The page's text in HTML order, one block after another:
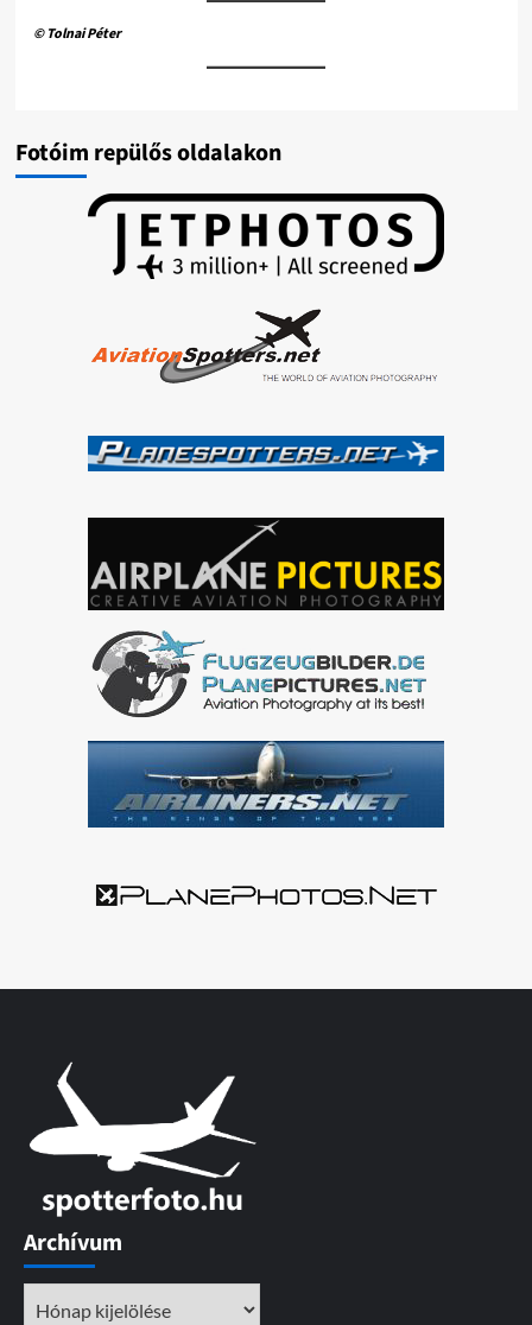
© Tolnai Péter
Fotóim repülős oldalakon
Archívum